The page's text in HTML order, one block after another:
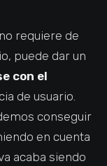
requiere de
puede dar un
con el
de usuario.
conseguir
en cuenta
acaba siendo